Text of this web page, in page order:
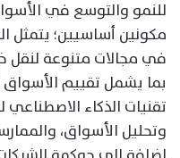
للنمو والتوسع في
مكونين أساسيين؛ يتمثل
في مجالات متنوعة لنقل
بما يشمل تقييم
تقنيات الذكاء
وتحليل الأسواق،